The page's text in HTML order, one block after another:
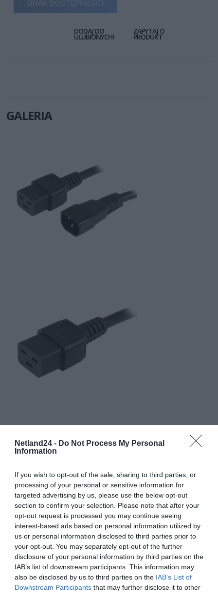
Netland24 - Do Not Process My Personal
Information
If you wish to opt-out of the sale, sharing to third parties, or
processing of your personal or sensitive information for
targeted advertising by us, please use the below opt-out
section to confirm your selection. Please note that after your
opt-out request is processed you may continue seeing
interest-based ads based on personal information utilized by
us or personal information disclosed to third parties prior to
your opt-out. You may separately opt-out of the further
disclosure of your personal information by third parties on the
IAB’s list of downstream participants. This information may
also be disclosed by us to third parties on the IAB’s List of
Downstream Participants that may further disclose it to other
BRAK DOSTĘPNOŚCI
DODAJ DO
ULUBIONYCH!
ZAPYTAJ O
PRODUKT
GALERIA